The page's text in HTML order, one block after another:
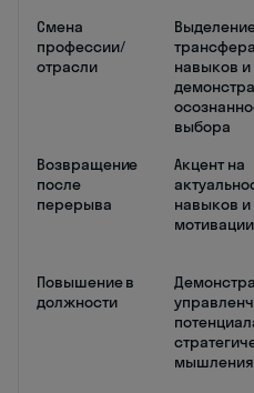
Смена
профессии/
отрасли
навыков и
выбора
Возвращение
после
перерыва
Акцент на
навыков и
мотивации
Повышение в
должности
мышления